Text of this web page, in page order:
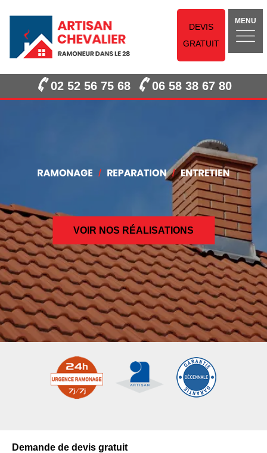
DEVIS
GRATUIT
MENU
02 52 56 75 68 06 58 38 67 80
VOIR NOS RÉALISATIONS
Demande de devis gratuit